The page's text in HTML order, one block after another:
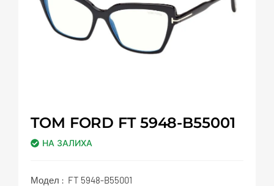
TOM FORD FT 5948-B55001
НА ЗАЛИХА
Модел : FT 5948-B55001